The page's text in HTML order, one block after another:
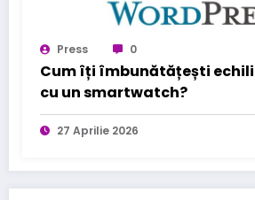
Press 0
Cum îți îmbunătățești
cu un smartwatch?
27 Aprilie 2026